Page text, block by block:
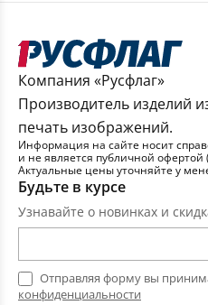
Компания «Русфлаг»
Производитель изделий
печать изображений.
Информация на сайте носит
и не является публичной офертой
Актуальные цены уточняйте у
Будьте в курсе
Узнавайте о новинках и
Отправляя форму вы
конфиденциальности